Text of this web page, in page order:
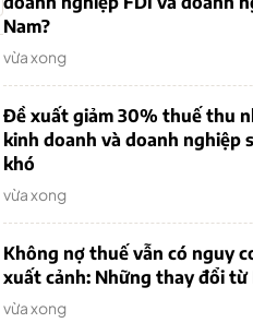
Nam?
vừa xong
Đề xuất giảm 30% thuế thu
kinh doanh và doanh nghiệp
khó
vừa xong
Không nợ thuế vẫn có nguy
xuất cảnh: Những thay đổi từ
vừa xong